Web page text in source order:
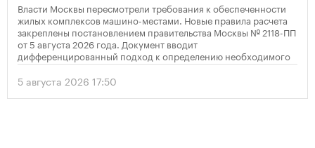
Власти Москвы пересмотрели требования к обеспеченности
жилых комплексов машино-местами. Новые правила расчета
закреплены постановлением правительства Москвы № 2118-ПП
от 5 августа 2026 года. Документ вводит
дифференцированный подход к определению необходимого
количества парковок в зависимости от площади квартир и
устанавливает переходный период для уже согласованных
проектов.
5 августа 2026 17:50